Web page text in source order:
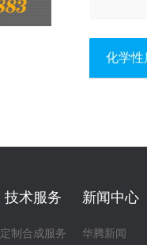
化学性
技术服务
定制合成服务
新闻中心
华腾新闻